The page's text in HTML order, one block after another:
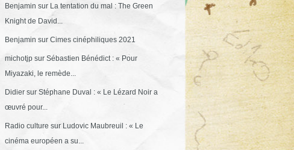
Benjamin sur La tentation du mal : The Green
Knight de David...
Benjamin sur Cimes cinéphiliques 2021
michotjpsur Sébastien Bénédict : « Pour
Miyazaki, le remède...
Didiersur Stéphane Duval : « Le Lézard Noir a
œuvré pour...
Radio culture sur Ludovic Maubreuil : « Le
cinéma européen a su...